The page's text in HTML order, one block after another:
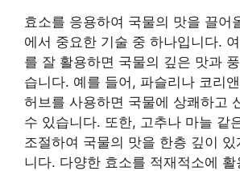
효소를 응용하여 국물의 맛을 끌어
에서 중요한 기술 중 하나입니다.
를 잘 활용하면 국물의 깊은 맛과
습니다. 예를 들어, 파슬리나 코리
허브를 사용하면 국물에 상쾌하고
수 있습니다. 또한, 고추나 마늘 같
조절하여 국물의 맛을 한층 깊이
니다. 다양한 효소를 적재적소에 활